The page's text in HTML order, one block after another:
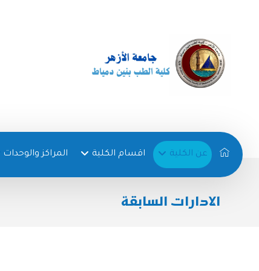
عن الكلية اقسام الكلية المراكز والوحدات
الادارات السابقة